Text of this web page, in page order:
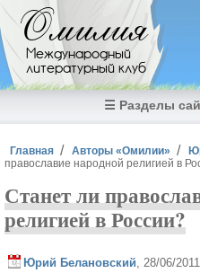
Перейти к основному содержанию
Омилия
Международный
литературный клуб
☰ Разделы
Вы здесь
Главная Авторы «Омилии»
православие народной религией в
Станет ли
религией в России?
Юрий Белановский , 28/06/